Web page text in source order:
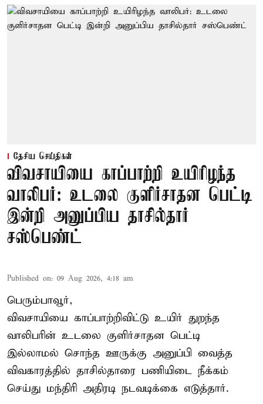
தேசிய செய்திகள்
விவசாயியை காப்பாற்றி உயிரிழந்த
வாலிபர்: உடலை குளிர்சாதன பெட்டி
இன்றி அனுப்பிய தாசில்தார்
சஸ்பெண்ட்
Published on: 09 Aug 2026, 4:18 am
பெரும்பாவூர்,
விவசாயியை காப்பாற்றிவிட்டு உயிர் துறந்த
வாலிபரின் உடலை குளிர்சாதன பெட்டி
இல்லாமல் சொந்த ஊருக்கு அனுப்பி வைத்த
விவகாரத்தில் தாசில்தாரை பணியிடை நீக்கம்
செய்து மந்திரி அதிரடி நடவடிக்கை எடுத்தார்.